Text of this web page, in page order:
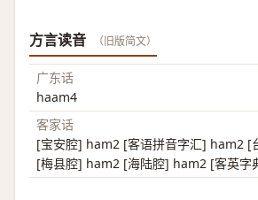
方言读音 （旧版简文）
广东话
haam4
客家话
[宝安腔] ham2 [客语拼音字汇] ham2 [
[梅县腔] ham2 [海陆腔] ham2 [客英字